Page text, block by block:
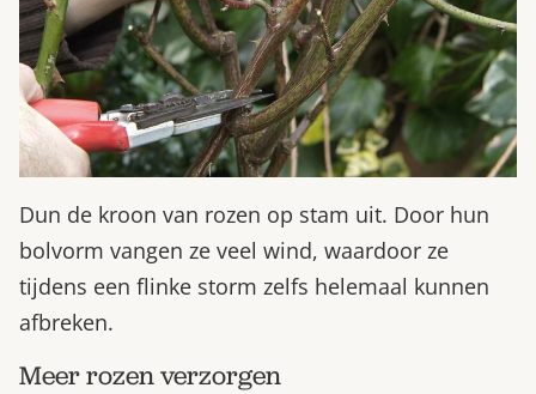
Dun de kroon van rozen op stam uit. Door hun
bolvorm vangen ze veel wind, waardoor ze
tijdens een flinke storm zelfs helemaal kunnen
afbreken.
Meer rozen verzorgen